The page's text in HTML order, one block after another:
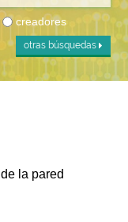
creadores
otras búsquedas
la pared